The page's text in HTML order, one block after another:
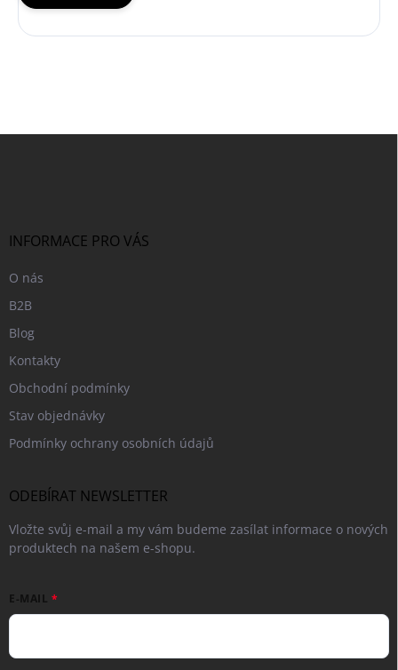
INFORMACE PRO VÁS
O nás
B2B
Blog
Kontakty
Obchodní podmínky
Stav objednávky
Podmínky ochrany osobních údajů
ODEBÍRAT NEWSLETTER
Vložte svůj e-mail a my vám budeme zasílat informace o nových
produktech na našem e-shopu.
E-MAIL